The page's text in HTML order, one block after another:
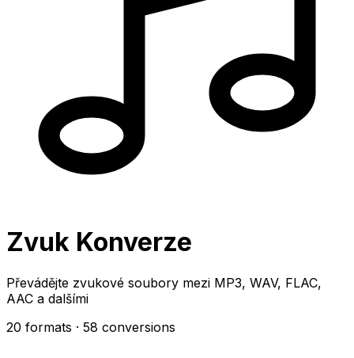
Zvuk Konverze
Převádějte zvukové soubory mezi MP3, WAV, FLAC,
AAC a dalšími
20 formats · 58 conversions